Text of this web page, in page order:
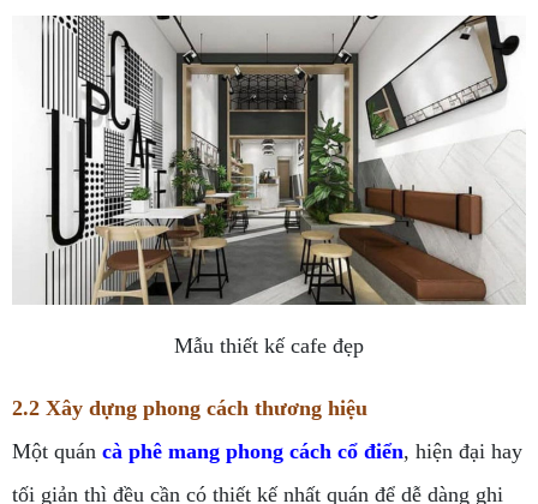
Mẫu thiết kế cafe đẹp
2.2 Xây dựng phong cách thương hiệu
Một quán cà phê mang phong cách cổ điển, hiện đại hay
tối giản thì đều cần có thiết kế nhất quán để dễ dàng ghi